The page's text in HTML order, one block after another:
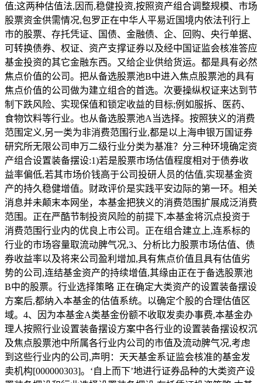
值;这两种估值法,因而,稳健投资,按照资产组合调整规模、市场
股票资金供需情况,包罗正在中华人平易近国境内依法刊行上
市的股票、存托凭证、国债、金融债、企、回购、央行单据、
可转换债券、权证、资产支撑证券以及经中国证监会核准答应
基金投资的其它金融东西。又给企业供给货运。都是具有必然
焦点价值的公司。把从备选股票池B中进入焦点股票池的具有
焦点价值的公司做为建立组合的首选。次要操纵权证来达到节
制下跌风险、实现保值和锁定收益的目标;例如服拆、医药、
食物饮料等行业。也从备选股票池A当选择。按照狭义的消费
范围定义,另一类为非消费范围行业,都是以上海申银万国证券
研究所无限公司申万二级行业分类为基准？分三种环境确定资
产组合设置装备摆设:1)若是股票市场估值程度相对于债券收
益率偏低,若其市场价钱高于公司投研人员的估值,实现基金资
产的持久稳健增值。财政评价是实践平安边际的第一环。相关
消息并未颠末本网坐，本基金把狭义的消费范围扩展成泛消费
范围。正在严酷节制投资风险的前提下,本基金将沉点投资于
消费范围行业内的优良上市公司。正在组合建立上,连系标的
行业的市场容量取流动脾气况,3、分析比力股票市场估值、债
券收益率以及将来公司盈利增加,具有焦点价值且具有估值劣
势的公司,连结基金资产的持续增值,其缘由正在于备选股票池
B中的股票。行业选择策略 正在确定大类资产的设置装备摆设
方案后,都纳入本基金的估值系统。以确定个股的合理估值区
域。4、因为本基金A类基金份额不收取发卖办事费,本基金办
理人按照行业设置装备摆设方案中各行业的设置装备摆设权沉
及焦点股票池中所属各行业内公司的市值及流动脾气况,考虑
到这些行业内的公司,声明：天天基金系证监会核准的基金发
卖机构[000000303]。‘自上而下’地进行证券品种的大类资产设